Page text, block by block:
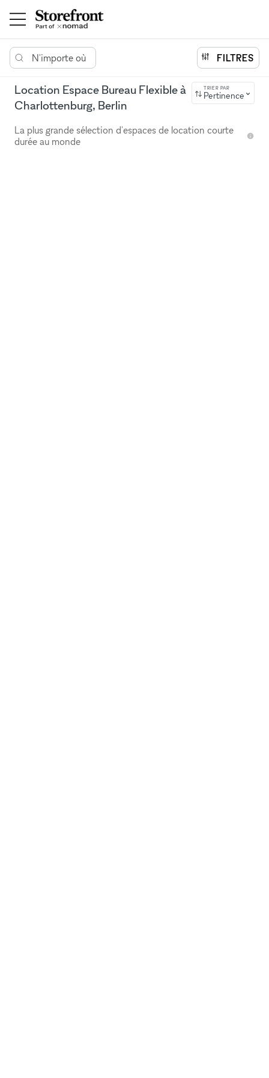
N'importe où FILTRES
Location Espace Bureau Flexible à
Charlottenburg, Berlin
TRIER PAR
Pertinence
La plus grande sélection d'espaces de location courte
durée au monde